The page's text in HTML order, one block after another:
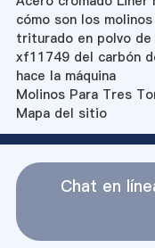
cómo son los
triturado en polvo de
xf11749 del carbón
hace la máquina
Molinos Para Tres
Mapa del sitio
Chat en